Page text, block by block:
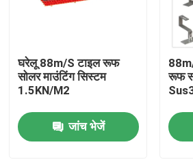
वीआर शो
हमारे बारे में
कारखाना भ्रमण
घरेलू 88m/S टाइल रूफ
सोलर माउंटिंग सिस्टम
1.5KN/M2
जांच भेजें
रूफ